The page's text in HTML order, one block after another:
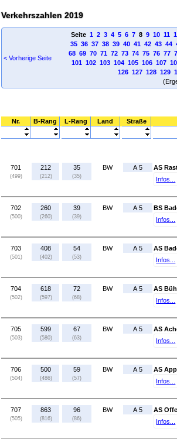
Verkehrszahlen 2019
< Vorherige Seite
Seite 1 2 3 4 5 6 78 9 10 11
35 36 37 38 39 40 41 42 43 44
68 69 70 71 72 73 74 75 76 77
101 102 103 104 105 106 107
126 127 128 129
Nr. B-Rang L-Rang Land Straße
701
(499)
212
(212)
35
(35)
BW A 5
AS
Infos...
702
(500)
260
(260)
39
(39)
BW A 5
BS
Infos...
703
(501)
408
(402)
54
(53)
BW A 5
AS
Infos...
704
(502)
618
(597)
72
(68)
BW A 5
AS
Infos...
705
(503)
599
(580)
67
(63)
BW A 5
AS
Infos...
706
(504)
500
(486)
59
(57)
BW A 5
AS
Infos...
707
(505)
863
(816)
96
(86)
BW A 5
AS
Infos...